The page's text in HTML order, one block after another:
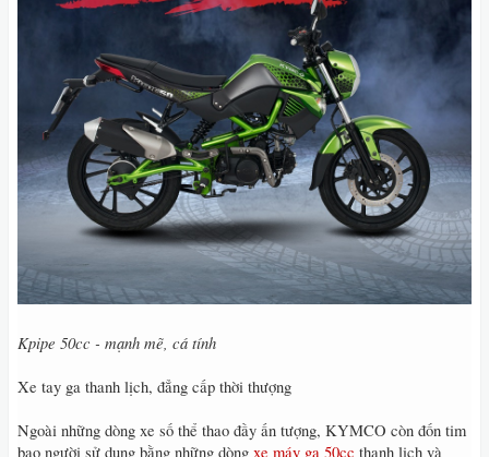
Kpipe 50cc - mạnh mẽ, cá tính
Xe tay ga thanh lịch, đẳng cấp thời thượng
Ngoài những dòng xe số thể thao đầy ấn tượng, KYMCO còn đốn tim
bao người sử dụng bằng những dòng xe máy ga 50cc thanh lịch và